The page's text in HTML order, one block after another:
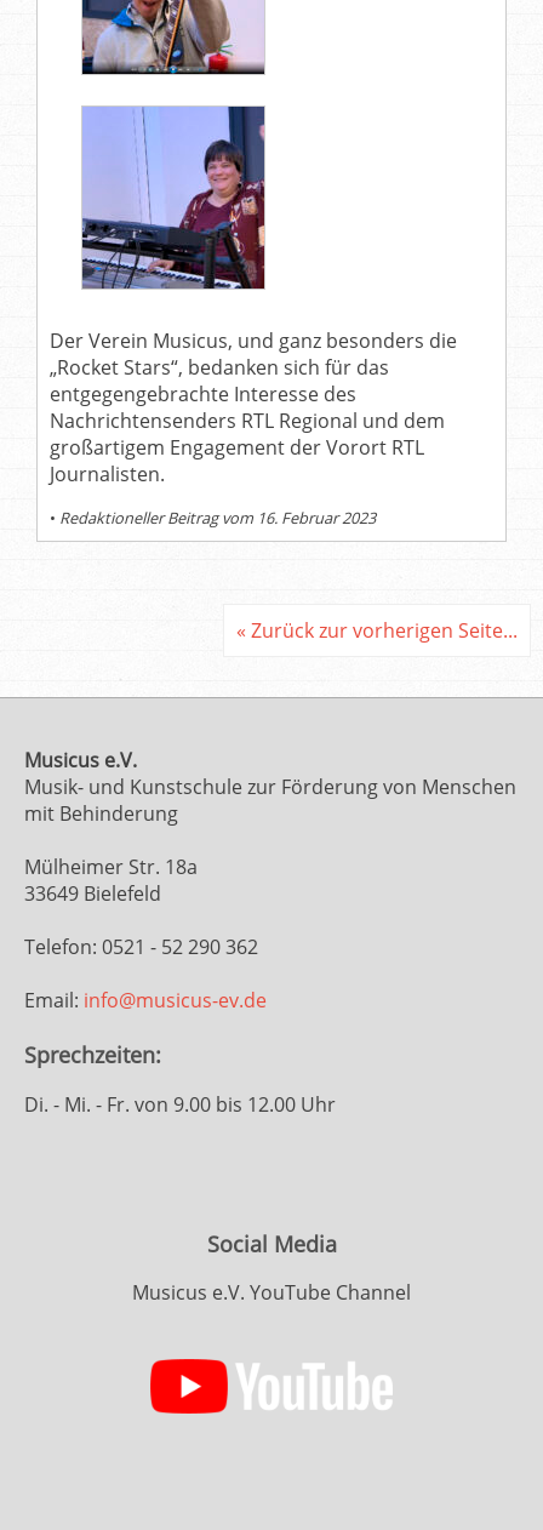
Der Verein Musicus, und ganz besonders die
„Rocket Stars“, bedanken sich für das
entgegengebrachte Interesse des
Nachrichtensenders RTL Regional und dem
großartigem Engagement der Vorort RTL
Journalisten.
• Redaktioneller Beitrag vom 16. Februar 2023
« Zurück zur vorherigen Seite...
Musicus e.V.
Musik- und Kunstschule zur Förderung von Menschen
mit Behinderung
Mülheimer Str. 18a
33649 Bielefeld
Telefon: 0521 - 52 290 362
Email: info@musicus-ev.de
Sprechzeiten:
Di. - Mi. - Fr. von 9.00 bis 12.00 Uhr
Social Media
Musicus e.V. YouTube Channel